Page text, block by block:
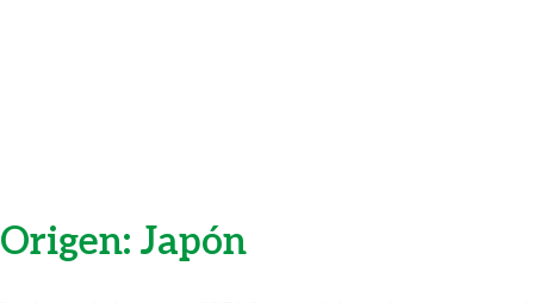
Origen: Japón